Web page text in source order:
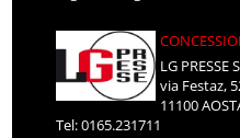
LG PRESSE
via Festaz,
11100
Tel: 0165.231711